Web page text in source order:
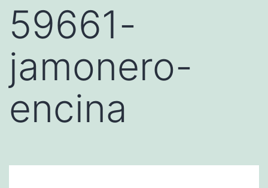
59661-
jamonero-
encina